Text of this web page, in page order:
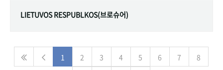
LIETUVOS RESPUBLKOS(브로슈어)
1 2 3 4 5 6 7 8